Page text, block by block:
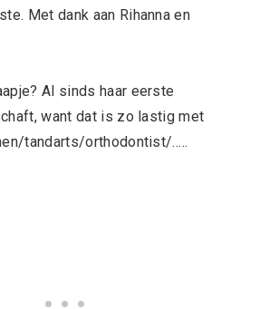
Met dank aan Rihanna en
Al sinds haar eerste
want dat is zo lastig met
tandarts/orthodontist/…..